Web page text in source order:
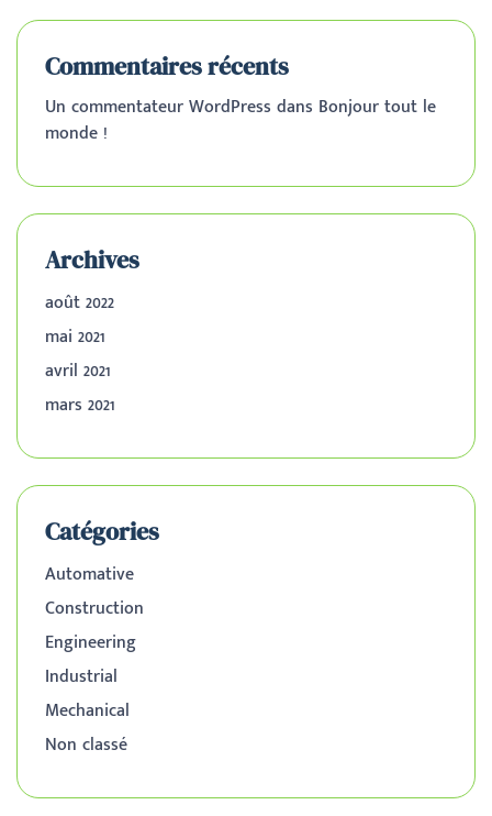
Commentaires récents
Un commentateur WordPress dans Bonjour tout le
monde !
Archives
août 2022
mai 2021
avril 2021
mars 2021
Catégories
Automative
Construction
Engineering
Industrial
Mechanical
Non classé